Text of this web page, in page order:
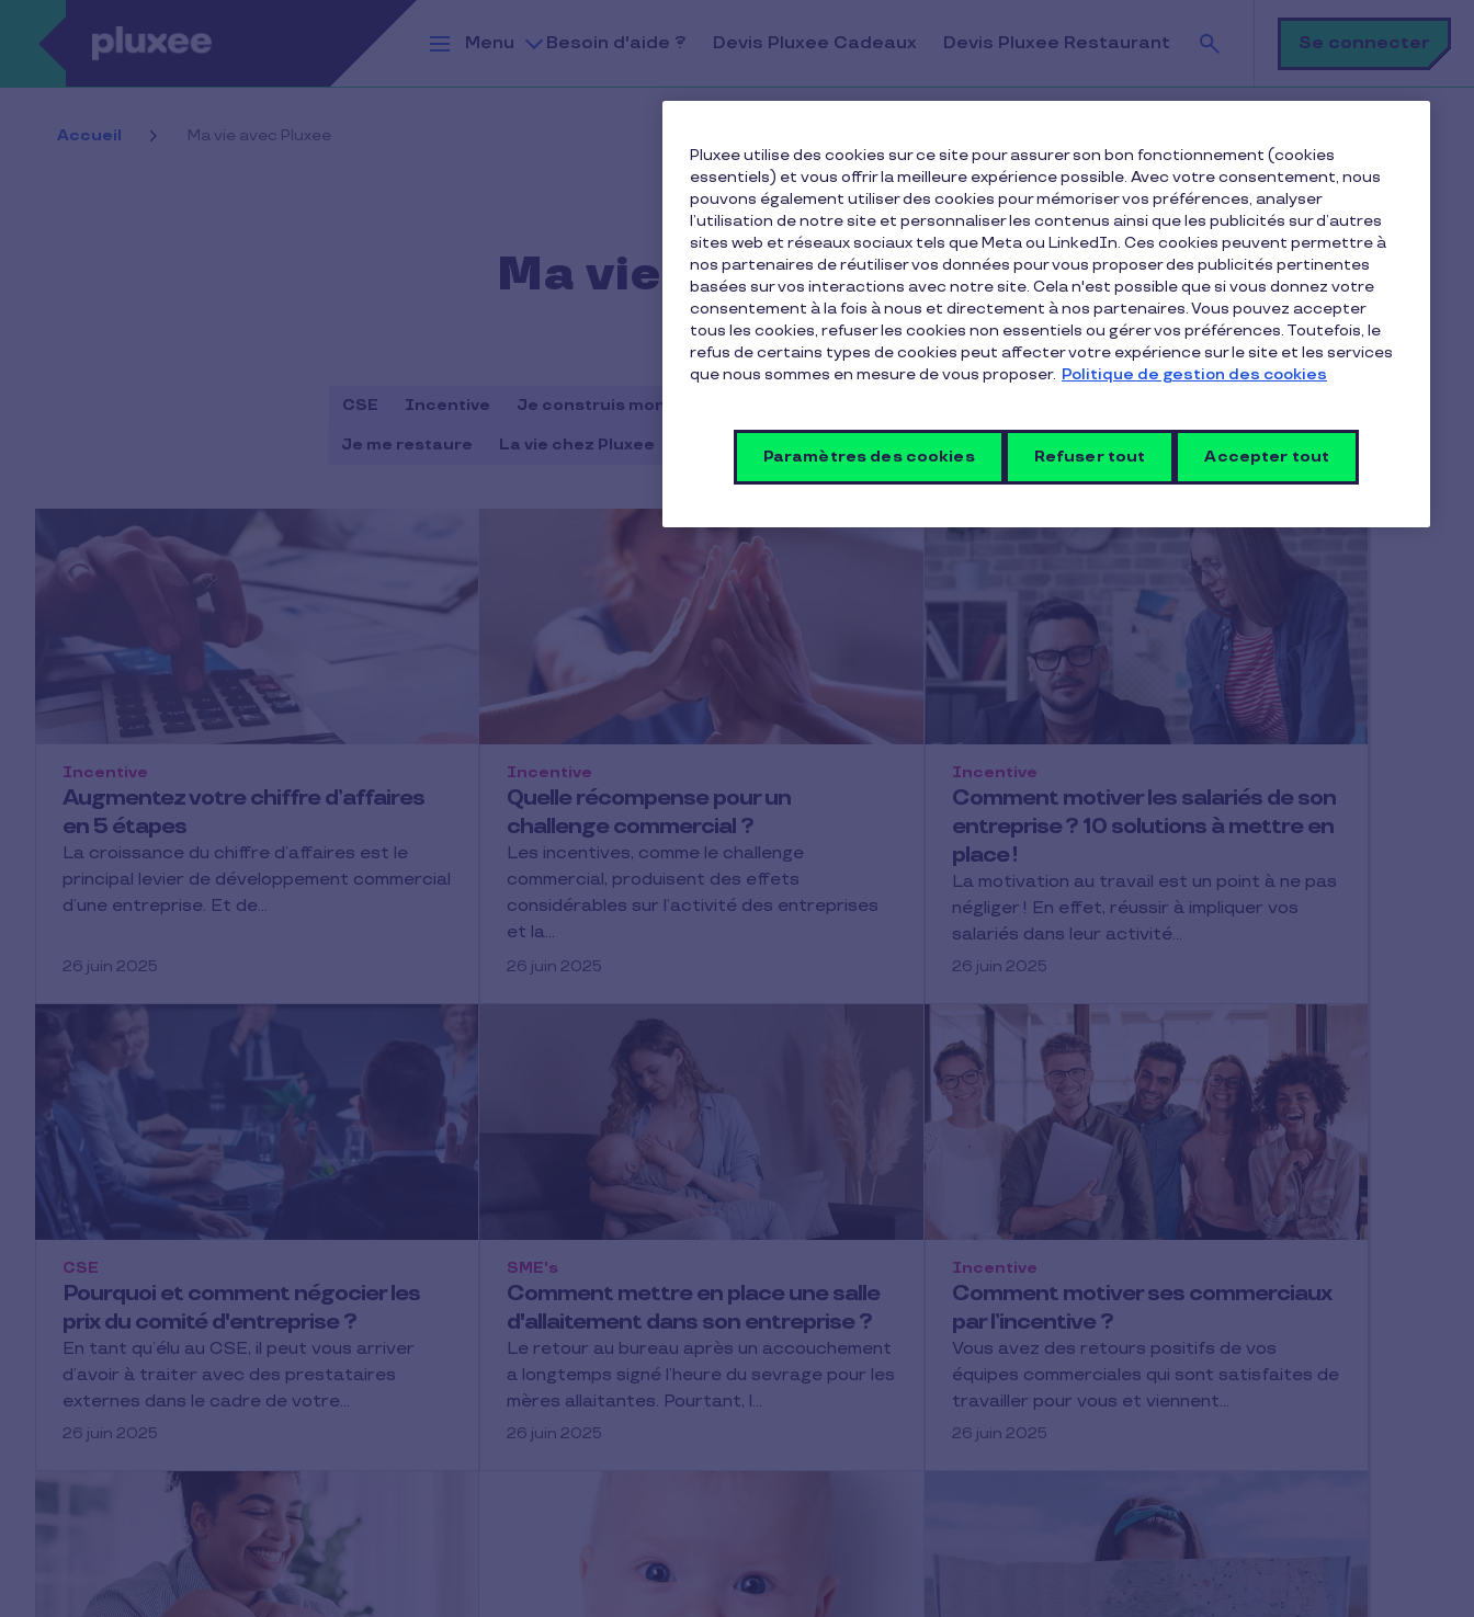
Aller au contenu principal
Menu
Besoin d'aide ? Devis Pluxee Cadeaux Devis Pluxee Restaurant
Recherche
Se connecter
Accueil Ma vie avec Pluxee
Ma vie avec Pluxee
CSE Incentive Je construis mon équilibre vie
Je me restaure La vie chez Pluxee
Augmentez votre chiffre d’affaires
en 5 étapes
Incentive
La croissance du chiffre d’affaires est le
principal levier de développement commercial
d’une entreprise. Et de…
26 juin 2025
Quelle récompense pour un
challenge commercial ?
Incentive
Les incentives, comme le challenge
commercial, produisent des effets
considérables sur l’activité des entreprises
et la…
26 juin 2025
Comment motiver les salariés de son
entreprise ? 10 solutions à mettre en
place !
Incentive
La motivation au travail est un point à ne pas
négliger ! En effet, réussir à impliquer vos
salariés dans leur activité…
26 juin 2025
Pourquoi et comment négocier les
prix du comité d'entreprise ?
CSE
En tant qu’élu au CSE, il peut vous arriver
d’avoir à traiter avec des prestataires
externes dans le cadre de votre…
26 juin 2025
Comment mettre en place une salle
d'allaitement dans son entreprise ?
SME's
Le retour au bureau après un accouchement
a longtemps signé l’heure du sevrage pour les
mères allaitantes. Pourtant, l…
26 juin 2025
Comment motiver ses commerciaux
par l’incentive ?
Incentive
Vous avez des retours positifs de vos
équipes commerciales qui sont satisfaites de
travailler pour vous et viennent…
26 juin 2025
Pluxee utilise des cookies sur ce site pour assurer son bon fonctionnement (cookies
essentiels) et vous offrir la meilleure expérience possible. Avec votre consentement, nous
pouvons également utiliser des cookies pour mémoriser vos préférences, analyser
l’utilisation de notre site et personnaliser les contenus ainsi que les publicités sur d’autres
sites web et réseaux sociaux tels que Meta ou LinkedIn. Ces cookies peuvent permettre à
nos partenaires de réutiliser vos données pour vous proposer des publicités pertinentes
basées sur vos interactions avec notre site. Cela n'est possible que si vous donnez votre
consentement à la fois à nous et directement à nos partenaires. Vous pouvez accepter
tous les cookies, refuser les cookies non essentiels ou gérer vos préférences. Toutefois, le
refus de certains types de cookies peut affecter votre expérience sur le site et les services
que nous sommes en mesure de vous proposer. Politique de gestion des cookies
Paramètres des cookies Refuser tout Accepter tout